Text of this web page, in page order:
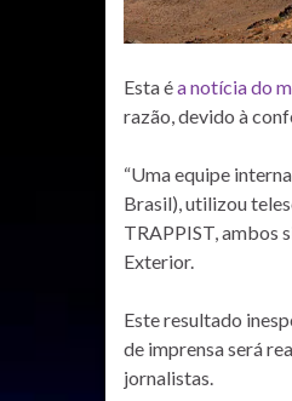
Esta éa notícia do
razão, devido à
“Uma equipe
Brasil), utilizou
TRAPPIST, ambos
Exterior.
Este resultado
de imprensa será
jornalistas.